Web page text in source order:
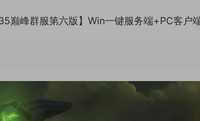
巅峰群服第六版】Win一键服务端+PC客户